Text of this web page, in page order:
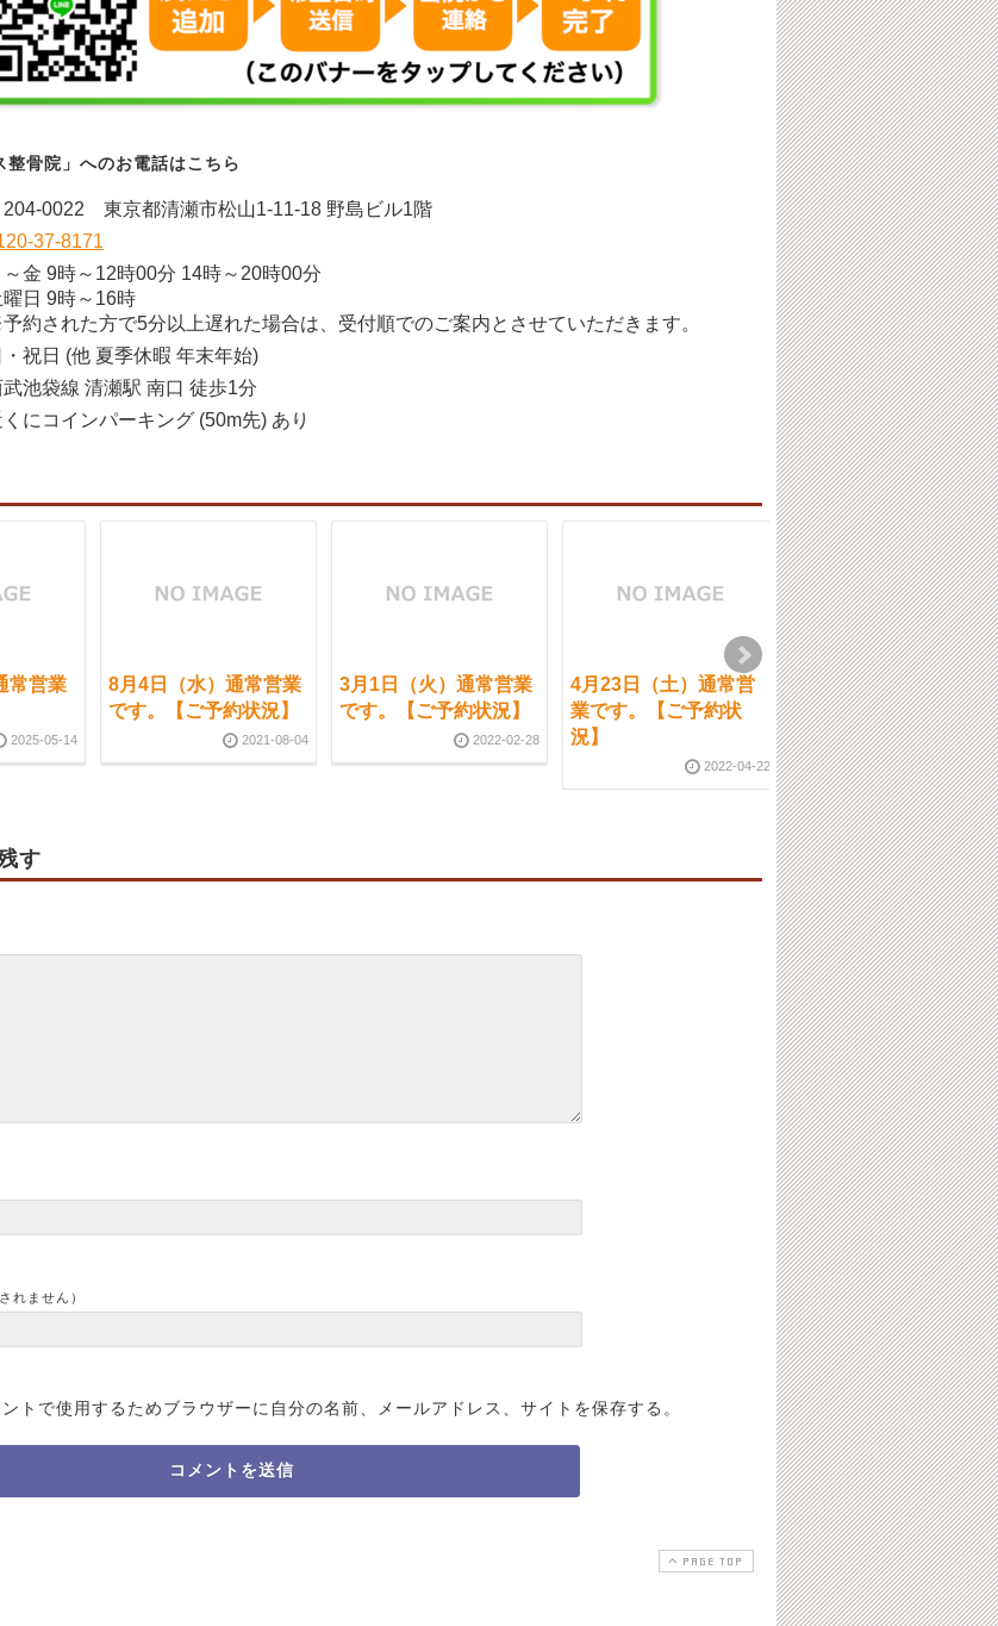
整骨院」へのお電話はこちら
204-0022 東京都清瀬市松山1-11-18 野島ビル1階
37-8171
～金 9時～12時00分 14時～20時00分
曜日 9時～16時
約された方で5分以上遅れた場合は、受付順でのご案内とさせていただきます。
・祝日 (他 夏季休暇 年末年始)
武池袋線 清瀬駅 南口 徒歩1分
にコインパーキング (50m先) あり
常営業
2025-05-14
8月4日（水）通常営業
です。【ご予約状況】
2021-08-04
3月1日（火）通常営業
です。【ご予約状況】
2022-02-28
4月23日（土）通常営
業です。【ご予約状
況】
2022-04-22
5月26日（金）通常営
業です。
2023-05-
す
れません）
トで使用するためブラウザーに自分の名前、メールアドレス、サイトを保存する。
PAGE TOP